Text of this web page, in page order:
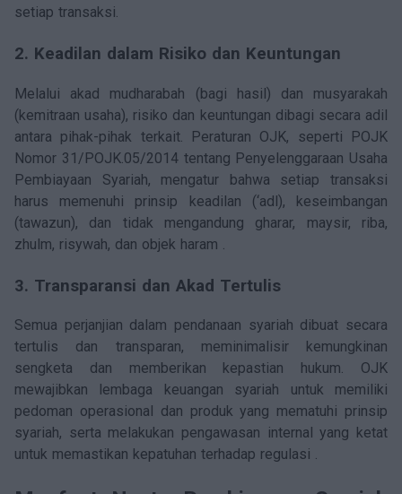
setiap transaksi.
2. Keadilan dalam Risiko dan Keuntungan
Melalui akad mudharabah (bagi hasil) dan musyarakah
(kemitraan usaha), risiko dan keuntungan dibagi secara adil
antara pihak-pihak terkait. Peraturan OJK, seperti POJK
Nomor 31/POJK.05/2014 tentang Penyelenggaraan Usaha
Pembiayaan Syariah, mengatur bahwa setiap transaksi
harus memenuhi prinsip keadilan (‘adl), keseimbangan
(tawazun), dan tidak mengandung gharar, maysir, riba,
zhulm, risywah, dan objek haram .
3. Transparansi dan Akad Tertulis
Semua perjanjian dalam pendanaan syariah dibuat secara
tertulis dan transparan, meminimalisir kemungkinan
sengketa dan memberikan kepastian hukum. OJK
mewajibkan lembaga keuangan syariah untuk memiliki
pedoman operasional dan produk yang mematuhi prinsip
syariah, serta melakukan pengawasan internal yang ketat
untuk memastikan kepatuhan terhadap regulasi .